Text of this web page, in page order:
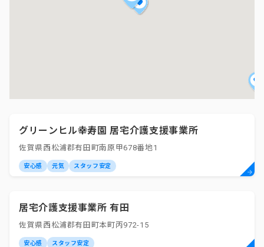
グリーンヒル幸寿園 居宅介護支援事業所
佐賀県西松浦郡有田町南原甲678番地1
安心感 元気 スタッフ安定
居宅介護支援事業所 有田
佐賀県西松浦郡有田町本町丙972-15
安心感 スタッフ安定